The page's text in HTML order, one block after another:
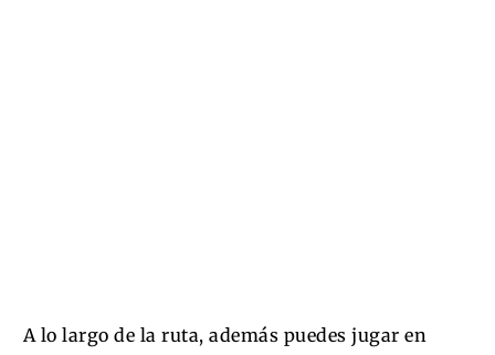
A lo largo de la ruta, además puedes jugar en